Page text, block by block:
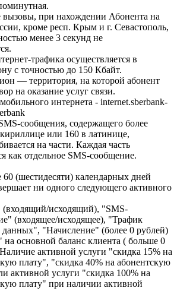
вызовы, при нахождении Абонента на
кроме респ. Крым и г. Севастополь,
менее 3 секунд не
трафика осуществляется в
с точностью до 150 Кбайт.
— территория, на которой абонент
на оказание услуг связи.
интернета - internet.sberbank-
сообщения, содержащего более
или 160 в латинице,
на части. Каждая часть
как отдельное SMS-сообщение.
60 (шестидесяти) календарных дней
ни одного следующего активного
(входящий/исходящий), "SMS-
(входящее/исходящее), "Трафик
данных", "Начисление" (более 0 рублей)
основной баланс клиента ( больше 0
активной услуги "скидка 15% на
плату", "скидка 40% на абонентскую
активной услуги "скидка 100% на
плату" при наличии активной